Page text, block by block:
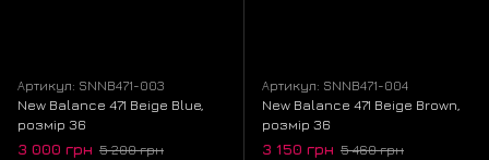
Артикул: SNNB471-003
New Balance 471 Beige Blue,
розмір 36
3 000 грн 5 200 грн
Артикул: SNNB471-004
New Balance 471 Beige Brown,
розмір 36
3 150 грн 5 460 грн